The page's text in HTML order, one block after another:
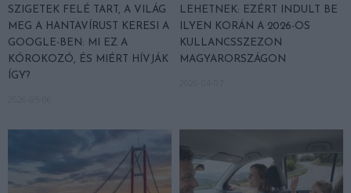
SZIGETEK FELÉ TART, A VILÁG
MEG A HANTAVÍRUST KERESI A
GOOGLE-BEN: MI EZ A
KÓROKOZÓ, ÉS MIÉRT HÍVJÁK
ÍGY?
LEHETNEK: EZÉRT INDULT BE
ILYEN KORÁN A 2026-OS
KULLANCSSZEZON
MAGYARORSZÁGON